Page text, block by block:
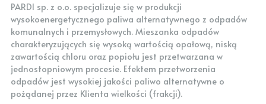
PARDI sp. z o.o. specjalizuje się w produkcji
wysokoenergetycznego paliwa alternatywnego z odpadów
komunalnych i przemysłowych. Mieszanka odpadów
charakteryzujących się wysoką wartością opałową, niską
zawartością chloru oraz popiołu jest przetwarzana w
jednostopniowym procesie. Efektem przetworzenia
odpadów jest wysokiej jakości paliwo alternatywne o
pożądanej przez Klienta wielkości (frakcji).